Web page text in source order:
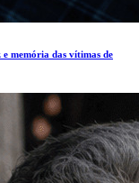
memória das vítimas de